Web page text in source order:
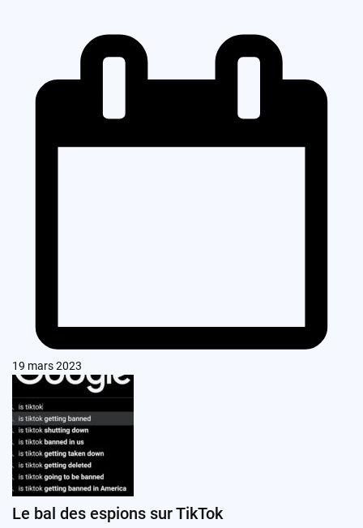
19 mars 2023
Le bal des espions sur TikTok